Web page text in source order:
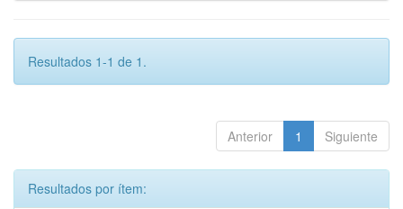
Resultados 1-1 de 1.
Anterior 1 Siguiente
Resultados por ítem: